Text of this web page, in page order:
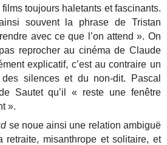
toujours haletants et fascinants.
souvent la phrase de Tristan
avec ce que l’on attend ». On
reprocher au cinéma de Claude
explicatif, c’est au contraire un
silences et du non-dit. Pascal
Sautet qu’il « reste une fenêtre
».
se noue ainsi une relation ambiguë
retraite, misanthrope et solitaire, et